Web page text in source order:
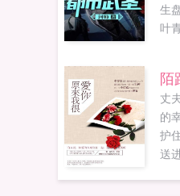
生
叶
短
法
者
陌
丈
的
护
送